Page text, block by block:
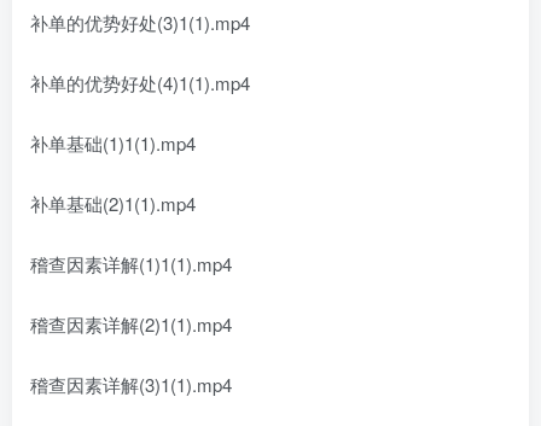
补单的优势好处(3)1(1).mp4
补单的优势好处(4)1(1).mp4
补单基础(1)1(1).mp4
补单基础(2)1(1).mp4
稽查因素详解(1)1(1).mp4
稽查因素详解(2)1(1).mp4
稽查因素详解(3)1(1).mp4